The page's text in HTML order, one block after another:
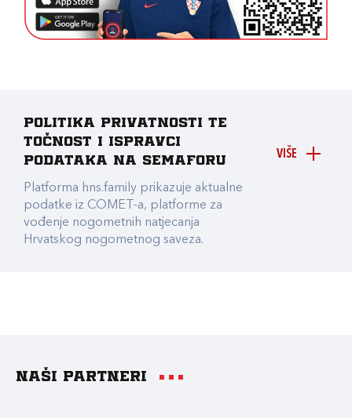
VIŠE
Politika privatnosti te
točnost i ispravci
podataka na Semaforu
Platforma hns.family prikazuje aktualne
podatke iz COMET-a, platforme za
vođenje nogometnih natjecanja
Hrvatskog nogometnog saveza.
Naši partneri